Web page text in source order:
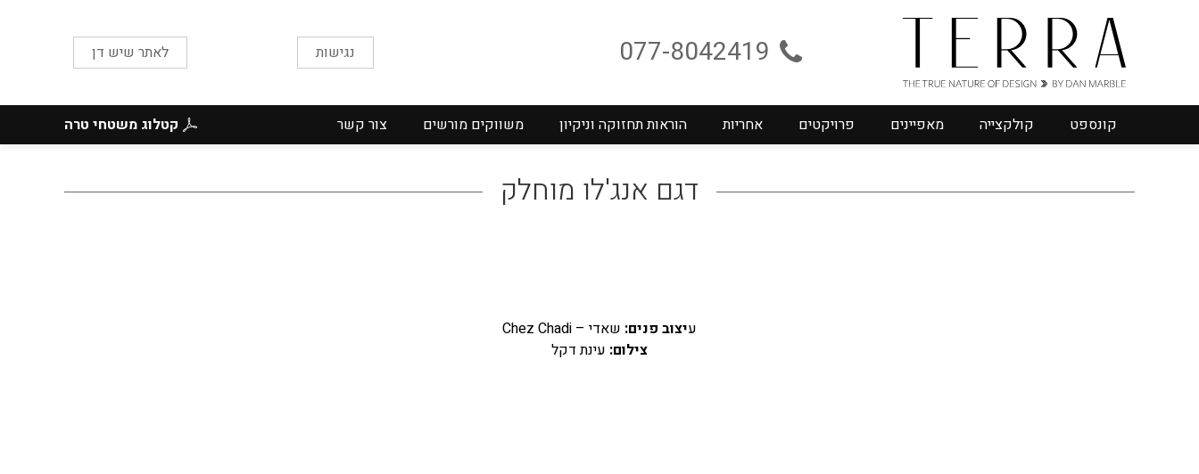
077-8042419 נגישות לאתר שיש דן
קונספט קולקצייה מאפיינים פרויקטים אחריות הוראות תחזוקה וניקיון משווקים מורשים צור קשר קטלוג משטחי טרה
דגם אנג'לו מוחלק
עיצוב פנים: שאדי – Chez Chadi
צילום: עינת דקל